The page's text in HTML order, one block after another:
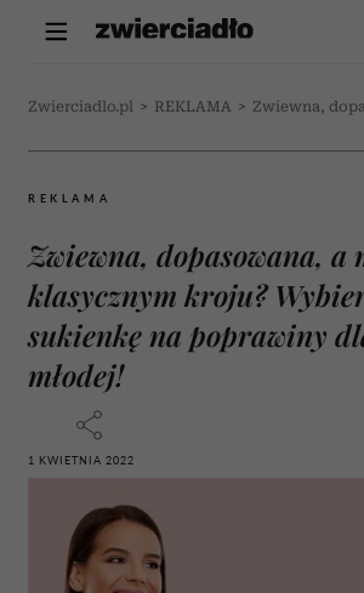
Zwierciadlo.pl > REKLAMA > Zwiewna,
REKLAMA
Zwiewna, dopasowana, a
klasycznym kroju?
sukienkę na poprawiny
młodej!
1 KWIETNIA 2022